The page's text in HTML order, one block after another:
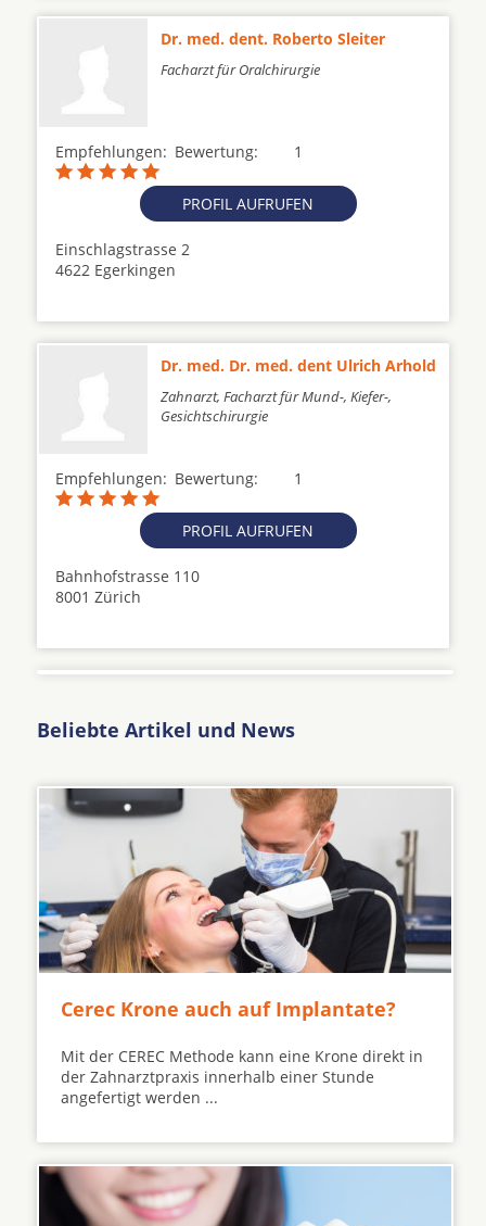
Dr. med. dent. Roberto Sleiter
Facharzt für Oralchirurgie
Empfehlungen: 1
Bewertung:
PROFIL AUFRUFEN
Einschlagstrasse 2
4622 Egerkingen
Dr. med. Dr. med. dent Ulrich Arhold
Zahnarzt, Facharzt für Mund-, Kiefer-,
Gesichtschirurgie
Empfehlungen: 1
Bewertung:
PROFIL AUFRUFEN
Bahnhofstrasse 110
8001 Zürich
Beliebte Artikel und News
Cerec Krone auch auf Implantate?
Mit der CEREC Methode kann eine Krone direkt in
der Zahnarztpraxis innerhalb einer Stunde
angefertigt werden ...